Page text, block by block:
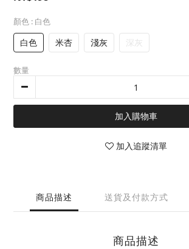
顏色 : 白色
白色 米杏 淺灰 深灰
數量
加入購物車
加入追蹤清單
商品描述 送貨及付款方式
商品描述